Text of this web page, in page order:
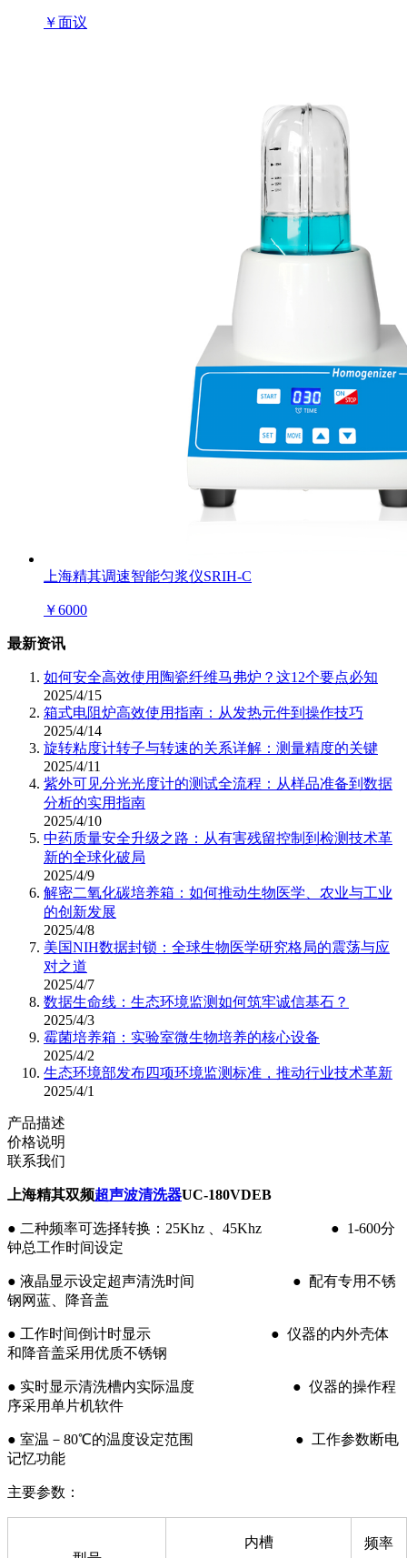
￥面议
上海精其调速智能匀浆仪SRIH-C
￥6000
最新资讯
如何安全高效使用陶瓷纤维马弗炉？这12个要点必知
2025/4/15
箱式电阻炉高效使用指南：从发热元件到操作技巧
2025/4/14
旋转粘度计转子与转速的关系详解：测量精度的关键
2025/4/11
紫外可见分光光度计的测试全流程：从样品准备到数据
分析的实用指南
2025/4/10
中药质量安全升级之路：从有害残留控制到检测技术革
新的全球化破局
2025/4/9
解密二氧化碳培养箱：如何推动生物医学、农业与工业
的创新发展
2025/4/8
美国NIH数据封锁：全球生物医学研究格局的震荡与应
对之道
2025/4/7
数据生命线：生态环境监测如何筑牢诚信基石？
2025/4/3
霉菌培养箱：实验室微生物培养的核心设备
2025/4/2
生态环境部发布四项环境监测标准，推动行业技术革新
2025/4/1
产品描述
价格说明
联系我们
上海精其双频超声波清洗器UC-180VDEB
● 二种频率可选择转换：25Khz 、45Khz ● 1-600分
钟总工作时间设定
● 液晶显示设定超声清洗时间 ● 配有专用不锈
钢网蓝、降音盖
● 工作时间倒计时显示 ● 仪器的内外壳体
和降音盖采用优质不锈钢
● 实时显示清洗槽内实际温度 ● 仪器的操作程
序采用单片机软件
● 室温－80℃的温度设定范围 ● 工作参数断电
记忆功能
主要参数：
内槽 频率